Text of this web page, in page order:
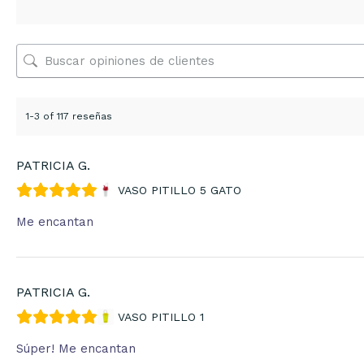
1-3 of 117 reseñas
PATRICIA G.
VASO PITILLO 5 GATO
Me encantan
PATRICIA G.
VASO PITILLO 1
Súper! Me encantan